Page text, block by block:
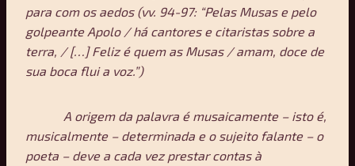
para com os aedos (vv. 94-97: “Pelas Musas e pelo
golpeante Apolo / há cantores e citaristas sobre a
terra, / […] Feliz é quem as Musas / amam, doce de
sua boca flui a voz.”)
A origem da palavra é musaicamente – isto é,
musicalmente – determinada e o sujeito falante – o
poeta – deve a cada vez prestar contas à